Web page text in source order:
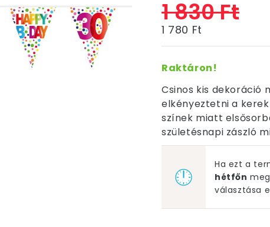
1 830 Ft
1 780 Ft
Raktáron!
Csinos kis dekoráció
elkényeztetni a
színek miatt
születésnapi zászló
Ha ezt a
hétfőn
választása